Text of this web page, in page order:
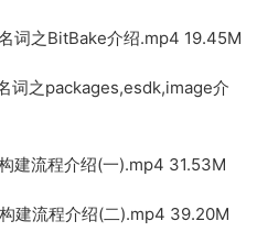
词之BitBake介绍.mp4 19.45M
词之packages,esdk,image介
建流程介绍(一).mp4 31.53M
建流程介绍(二).mp4 39.20M